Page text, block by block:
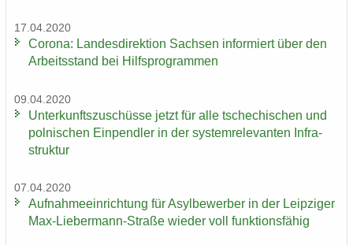
17.04.2020
Co­ro­na: Lan­des­di­rek­ti­on Sach­sen in­for­miert über den
Ar­beits­stand bei Hilfs­pro­gram­men
09.04.2020
Un­ter­kunfts­zu­schüs­se jetzt für alle tsche­chi­schen und
pol­ni­schen Ein­pend­ler in der sys­tem­re­le­van­ten In­fra­
struk­tur
07.04.2020
Auf­nah­me­ein­rich­tung für Asyl­be­wer­ber in der Leip­zi­ger
Max-​Liebermann-Straße wie­der voll funk­ti­ons­fä­hig